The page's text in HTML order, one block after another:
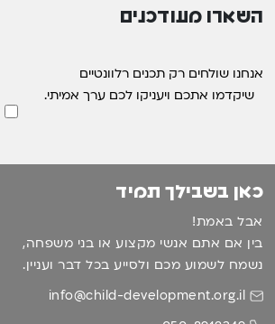
השארו מעודכנים
אנחנו שולחים רק תכנים רלוונטיים
שיקדמו אתכם ויעניקו לכם ערך אמיתי.
כאן בשבילך תמיד
אבל באמת!
בין אם אתם אנשי מקצוע או בני משפחה,
נשמח לשמוע מכם ולסייע בכל דבר ועניין.
info@child-development.org.il